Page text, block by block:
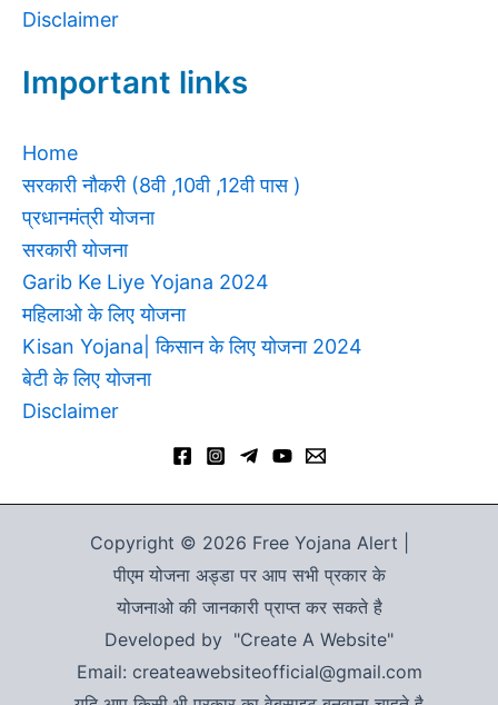
Disclaimer
Important links
Home
सरकारी नौकरी (8वी ,10वी ,12वी पास )
प्रधानमंत्री योजना
सरकारी योजना
Garib Ke Liye Yojana 2024
महिलाओ के लिए योजना
Kisan Yojana| किसान के लिए योजना 2024
बेटी के लिए योजना
Disclaimer
Copyright © 2026 Free Yojana Alert |
पीएम योजना अड्डा पर आप सभी प्रकार के
योजनाओ की जानकारी प्राप्त कर सकते है
Developed by "Create A Website"
Email: createawebsiteofficial@gmail.com